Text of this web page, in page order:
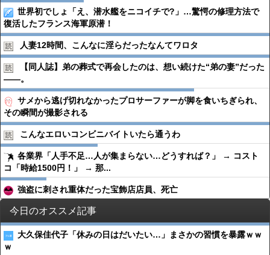
世界初でしょ「え、潜水艦をニコイチで?」…驚愕の修理方法で
復活したフランス海軍原潜！
人妻12時間、こんなに淫らだったなんてワロタ
【同人誌】弟の葬式で再会したのは、想い続けた“弟の妻”だった
――。
サメから逃げ切れなかったプロサーファーが脚を食いちぎられ、
その瞬間が撮影される
こんなエロいコンビニバイトいたら通うわ
各業界「人手不足…人が集まらない…どうすれば？」 → コスト
コ「時給1500円！」 → 那...
強盗に刺され重体だった宝飾店店員、死亡
今日のオススメ記事
大久保佳代子「休みの日はだいたい…」まさかの習慣を暴露ｗｗ
ｗ